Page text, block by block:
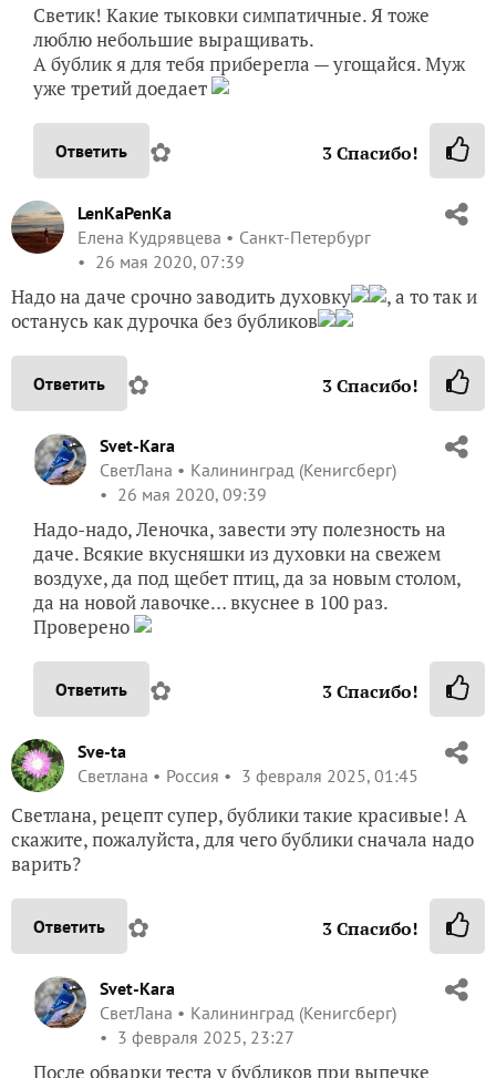
Светик! Какие тыковки симпатичные. Я тоже
люблю небольшие выращивать.
А бублик я для тебя приберегла — угощайся. Муж
уже третий доедает
Ответить ✿ 3Спасибо!
LenKaPenKa
Елена Кудрявцева
Санкт-Петербург
26 мая 2020, 07:39
Надо на даче срочно заводить духовку
, а то так и
останусь как дурочка без бубликов
Ответить ✿ 3Спасибо!
Svet-Kara
СветЛана
Калининград (Кенигсберг)
26 мая 2020, 09:39
Надо-надо, Леночка, завести эту полезность на
даче. Всякие вкусняшки из духовки на свежем
воздухе, да под щебет птиц, да за новым столом,
да на новой лавочке… вкуснее в 100 раз.
Проверено
Ответить ✿ 3Спасибо!
Sve-ta
Светлана
Россия 3 февраля 2025, 01:45
Светлана, рецепт супер, бублики такие красивые! А
скажите, пожалуйста, для чего бублики сначала надо
варить?
Ответить ✿ 3Спасибо!
Svet-Kara
СветЛана
Калининград (Кенигсберг)
3 февраля 2025, 23:27
После обварки теста у бубликов при выпечке